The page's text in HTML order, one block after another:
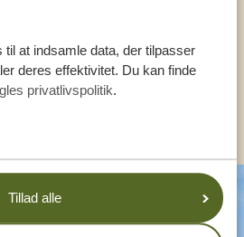
at indsamle data, der tilpasser
deres effektivitet. Du kan finde
privatlivspolitik.
Tillad alle
+4589878233